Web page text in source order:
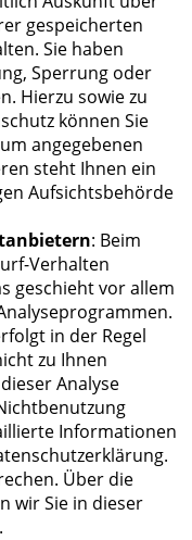
gespeicherten
Sie haben
Sperrung oder
Hierzu sowie zu
können Sie
angegebenen
steht Ihnen ein
Aufsichtsbehörde
: Beim
Verhalten
geschieht vor allem
in der Regel
zu Ihnen
Analyse
Informationen
Über die
wir Sie in dieser